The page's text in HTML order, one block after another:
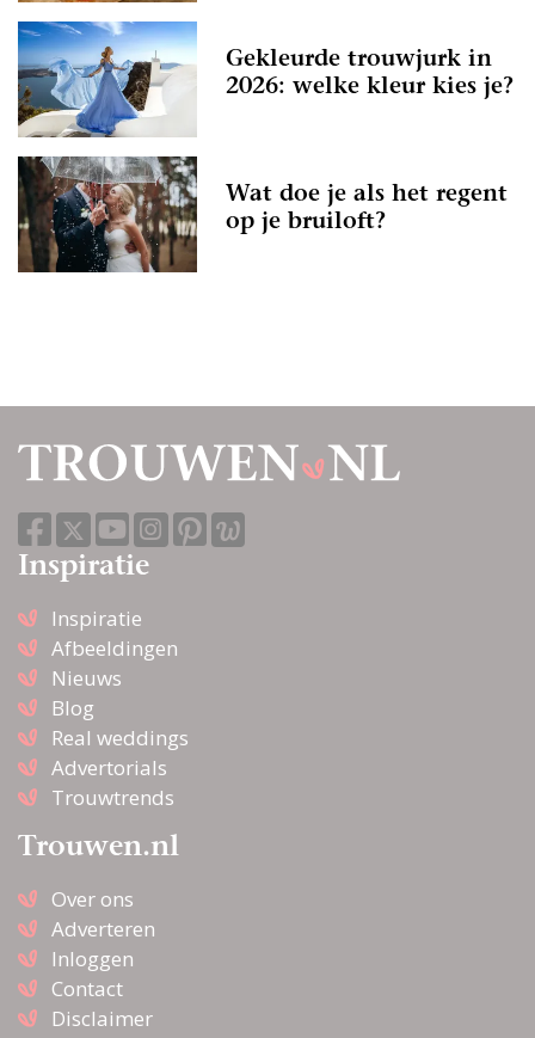
Gekleurde trouwjurk in
2026: welke kleur kies je?
Wat doe je als het regent
op je bruiloft?
Inspiratie
Inspiratie
Afbeeldingen
Nieuws
Blog
Real weddings
Advertorials
Trouwtrends
Trouwen.nl
Over ons
Adverteren
Inloggen
Contact
Disclaimer